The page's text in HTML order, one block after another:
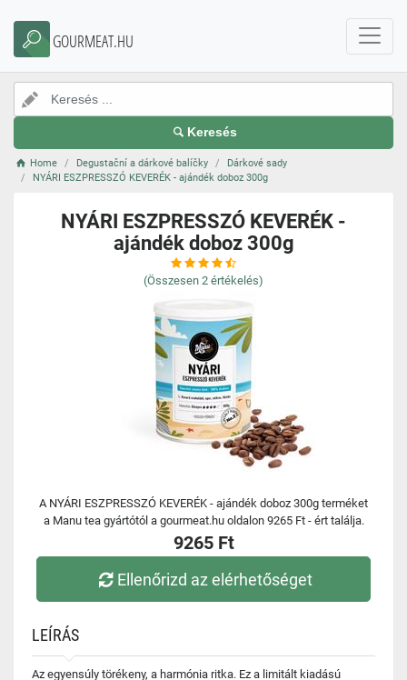
GOURMEAT.HU
Keresés
Home Degustační a dárkové balíčky
Dárkové sady
NYÁRI ESZPRESSZÓ KEVERÉK - ajándék doboz 300g
NYÁRI ESZPRESSZÓ KEVERÉK -
ajándék doboz 300g
(Összesen 2 értékelés)
A NYÁRI ESZPRESSZÓ KEVERÉK - ajándék doboz 300g terméket
a Manu tea gyártótól a gourmeat.hu oldalon 9265 Ft - ért találja.
9265 Ft
Ellenőrizd az elérhetőséget
LEÍRÁS
Az egyensúly törékeny, a harmónia ritka. Ez a limitált kiadású